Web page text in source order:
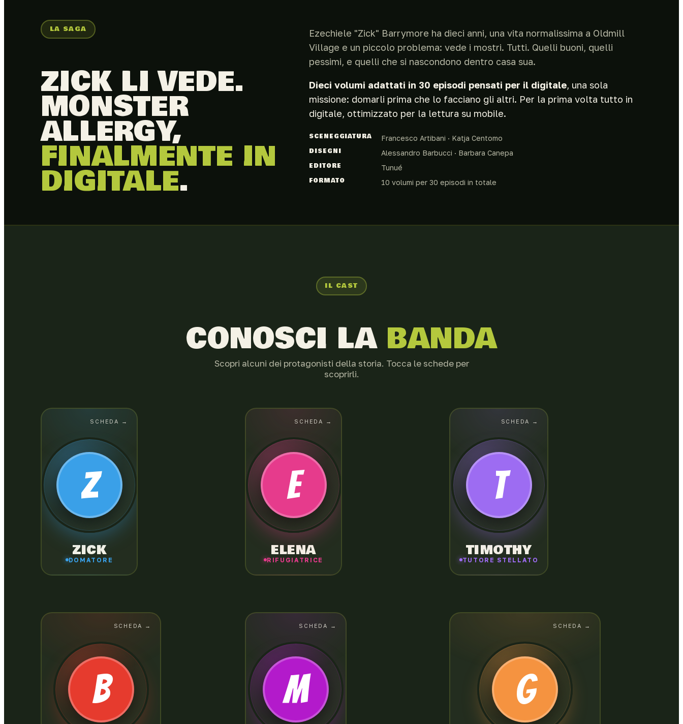
LA SAGA
ZICK LI VEDE.
MONSTER
ALLERGY,
FINALMENTE IN
DIGITALE.
Ezechiele "Zick" Barrymore ha dieci anni, una vita normalissima a Oldmill
Village e un piccolo problema: vede i mostri. Tutti. Quelli buoni, quelli
pessimi, e quelli che si nascondono dentro casa sua.
Dieci volumi adattati in 30 episodi pensati per il digitale, una sola
missione: domarli prima che lo facciano gli altri. Per la prima volta tutto in
digitale, ottimizzato per la lettura su mobile.
SCENEGGIATURA
Francesco Artibani · Katja Centomo
DISEGNI
Alessandro Barbucci · Barbara Canepa
EDITORE
Tunué
FORMATO
10 volumi per 30 episodi in totale
IL CAST
CONOSCI LA BANDA
Scopri alcuni dei protagonisti della storia. Tocca le schede per
scoprirli.
SCHEDA →
Z
ZICK
DOMATORE
EZECHIELE "ZICK"
BARRYMORE
Capelli viola, pelle pallida e un Dom così
potente da poter controllare anche sé
stesso. Essendo allergico ai mostri,
starnutisce ogni volta che se ne avvicina
uno e questo si rivela un vantaggio!
SCHEDA →
E
ELENA
RIFUGIATRICE
ELENA PATATA
Capelli rossi, naso a patata, coraggio
infinito. È stata la prima a credere ai mostri
di Zick. Quando le cose si mettono male
grida sempre la stessa cosa: «Porca
SCHEDA →
T
TIMOTHY
TUTORE STELLATO
TIMOTHY-MOTH
Mostro bianco dagli occhi gialli, sorveglia
l'Oasi Barrymore con atteggiamento severo
SCHEDA →
B
Il mostro più diffuso del pianeta. Detenuto
modello dell'Oasi Barrymore, allegro e
permaloso, è ghiotto di scarpe e dolcetti, e
farebbe qualsiasi cosa per Zick (a parte
rinunciare alle prime).
SCHEDA →
M
SIG. MAGNACAT
Stazza enorme, eleganza glaciale. Si
nasconde tra gli umani come presidente
della Pyramid Inc. e raccoglie Androgorka
SCHEDA →
G
GRETA BARRYMORE
Mamma di Zick e Rifugiatrice dell'Oasi
Barrymore. Per anni gli ha nascosto la
verità sui mostri per proteggerlo. Gestisce
un negozio di fiori, ma in casa tiene a bada